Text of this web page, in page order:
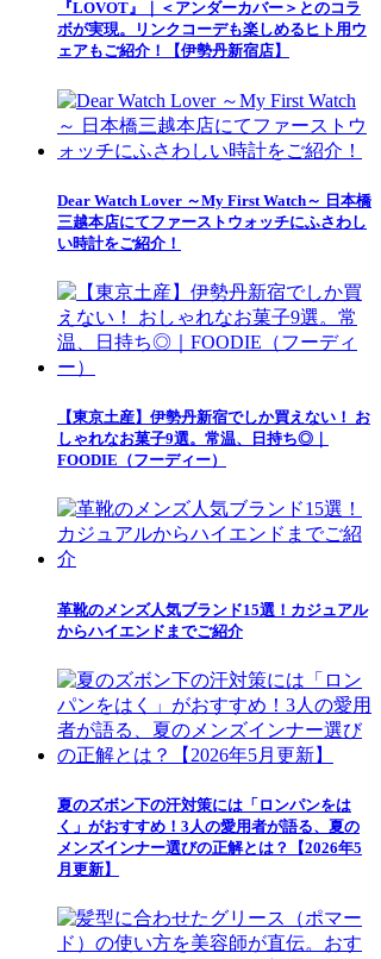
『LOVOT』｜＜アンダーカバー＞とのコラ
ボが実現。リンクコーデも楽しめるヒト用ウ
ェアもご紹介！【伊勢丹新宿店】
Dear Watch Lover ～My First Watch～ 日本橋
三越本店にてファーストウォッチにふさわし
い時計をご紹介！
【東京土産】伊勢丹新宿でしか買えない！ お
しゃれなお菓子9選。常温、日持ち◎｜
FOODIE（フーディー）
革靴のメンズ人気ブランド15選！カジュアル
からハイエンドまでご紹介
夏のズボン下の汗対策には「ロンパンをは
く」がおすすめ！3人の愛用者が語る、夏の
メンズインナー選びの正解とは？【2026年5
月更新】